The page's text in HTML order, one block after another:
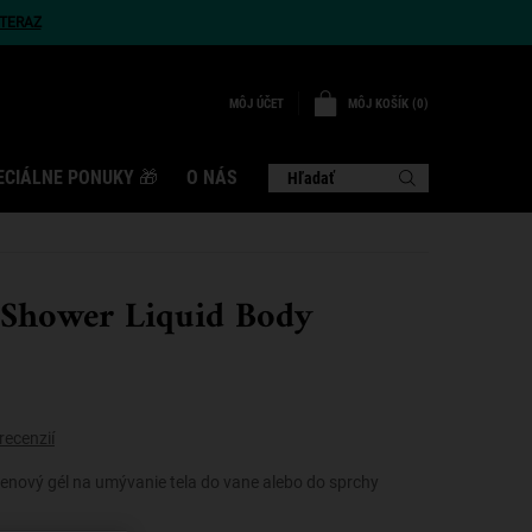
MÔJ ÚČET MÔJ KOŠÍK 0
0 VÝROBOK
PONUKY 🎁 O NÁS Hľadať
Liquid Body
gél na umývanie tela do vane alebo do sprchy